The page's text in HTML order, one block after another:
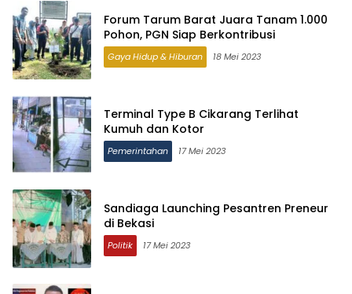
Forum Tarum Barat Juara Tanam 1.000
Pohon, PGN Siap Berkontribusi
Gaya Hidup & Hiburan 18 Mei 2023
Terminal Type B Cikarang Terlihat
Kumuh dan Kotor
Pemerintahan 17 Mei 2023
Sandiaga Launching Pesantren Preneur
di Bekasi
Politik 17 Mei 2023